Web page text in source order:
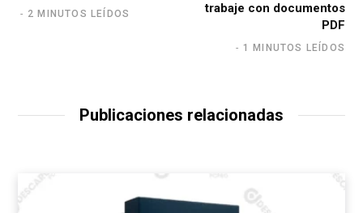
2 MINUTOS LEÍDOS
trabaje con documentos
PDF
1 MINUTOS LEÍDOS
Publicaciones relacionadas